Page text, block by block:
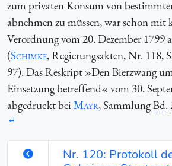
zum privaten Konsum von
abnehmen zu müssen, war schon
Verordnung vom 20. Dezember 1799
(Schimke, Regierungsakten, Nr. 118,
97). Das Reskript »Den Bierzwang
Einsetzung betreffend« vom 30.
abgedruckt bei Mayr, SammlungBd.
Nr. 120: Protokoll